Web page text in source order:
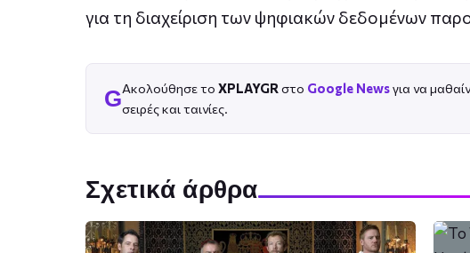
για τη διαχείριση των ψηφιακών δεδομένων
GΑκολούθησε το XPLAYGR στο Google Newsγια να
σειρές και ταινίες.
Σχετικά άρθρα